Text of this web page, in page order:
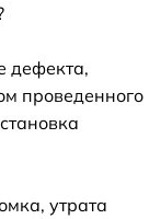
дефекта,
проведенного
утрата